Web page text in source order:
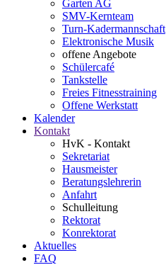
Garten AG
SMV-Kernteam
Turn-Kadermannschaft
Elektronische Musik
offene Angebote
Schülercafé
Tankstelle
Freies Fitnesstraining
Offene Werkstatt
Kalender
Kontakt
HvK - Kontakt
Sekretariat
Hausmeister
Beratungslehrerin
Anfahrt
Schulleitung
Rektorat
Konrektorat
Aktuelles
FAQ